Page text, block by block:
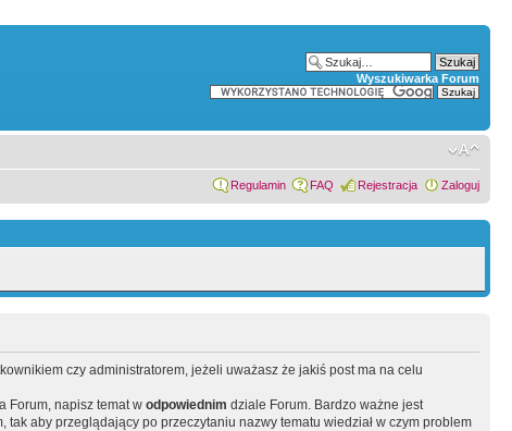
Wyszukiwarka Forum
Regulamin FAQ Rejestracja Zaloguj
czy administratorem, jeżeli uważasz że jakiś post ma na celu
Forum, napisz temat w odpowiednim dziale Forum. Bardzo ważne jest
aby przeglądający po przeczytaniu nazwy tematu wiedział w czym problem